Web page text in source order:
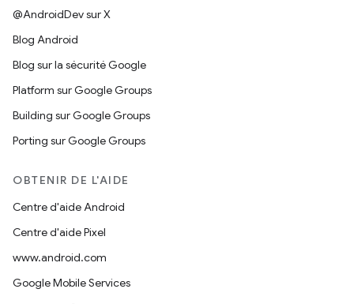
@AndroidDev sur X
Blog Android
Blog sur la sécurité Google
Platform sur Google Groups
Building sur Google Groups
Porting sur Google Groups
OBTENIR DE L'AIDE
Centre d'aide Android
Centre d'aide Pixel
www.android.com
Google Mobile Services